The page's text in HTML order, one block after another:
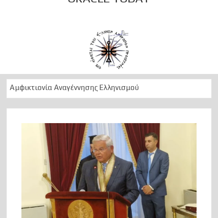
Αμφικτιονία Αναγέννησης Ελληνισμού
Αρχαίοι Δελφοί: Διαχρονική ωδή στο Απολλώνειο φως
50 Χρόνια ….μεταξεταστέας μεταπολίτευσης
1974 ΕΠΙΣΤΡΑΤΕΥΣΗ
Can we foresee the future?
OΡΑ ΤΟ ΜΕΛΛΟΝ
A Lesson in History